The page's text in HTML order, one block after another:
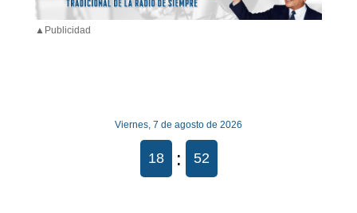
▲Publicidad
Viernes, 7 de agosto de 2026
18 : 52